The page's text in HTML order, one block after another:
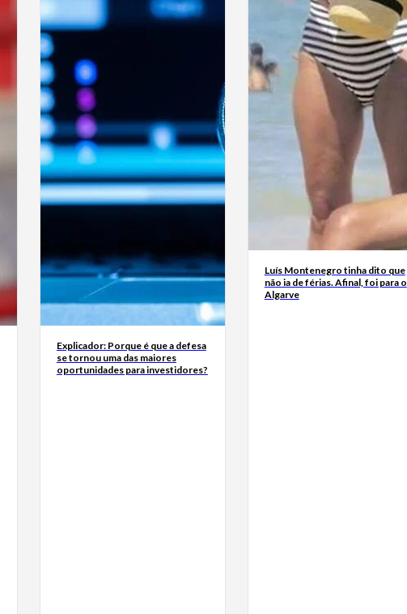
Explicador: Porque é que a defesa
se tornou uma das maiores
oportunidades para investidores?
Luís Montenegro tinha dito que
não ia de férias. Afinal, foi para o
Algarve